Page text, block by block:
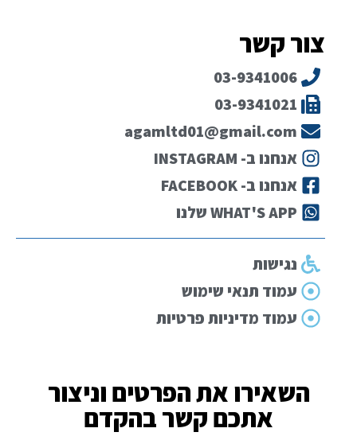
צור קשר
03-9341006
03-9341021
agamltd01@gmail.com
אנחנו ב- INSTAGRAM
אנחנו ב- FACEBOOK
WHAT'S APP שלנו
נגישות
עמוד תנאי שימוש
עמוד מדיניות פרטיות
השאירו את הפרטים וניצור
אתכם קשר בהקדם